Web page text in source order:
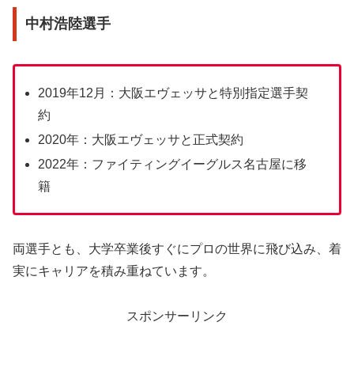
中村浩陸選手
2019年12月：大阪エヴェッサと特別指定選手契
約
2020年：大阪エヴェッサと正式契約
2022年：ファイティングイーグルス名古屋に移
籍
両選手とも、大学卒業後すぐにプロの世界に飛び込み、着
実にキャリアを積み重ねています。
スポンサーリンク